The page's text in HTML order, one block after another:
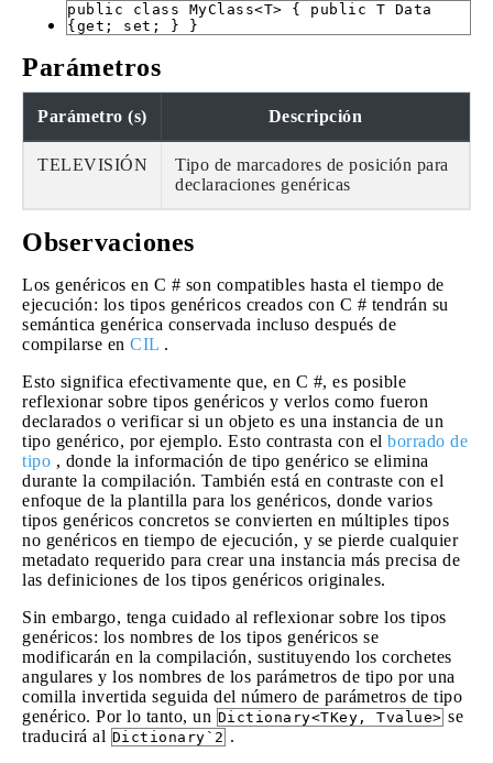
public class MyClass<T> { public T Data
{get; set; } }
Parámetros
Parámetro (s) Descripción
TELEVISIÓN
Tipo de marcadores de posición para
declaraciones genéricas
Observaciones
Los genéricos en C # son compatibles hasta el tiempo de
ejecución: los tipos genéricos creados con C # tendrán su
semántica genérica conservada incluso después de
compilarse en CIL .
Esto significa efectivamente que, en C #, es posible
reflexionar sobre tipos genéricos y verlos como fueron
declarados o verificar si un objeto es una instancia de un
tipo genérico, por ejemplo. Esto contrasta con el borrado de
tipo , donde la información de tipo genérico se elimina
durante la compilación. También está en contraste con el
enfoque de la plantilla para los genéricos, donde varios
tipos genéricos concretos se convierten en múltiples tipos
no genéricos en tiempo de ejecución, y se pierde cualquier
metadato requerido para crear una instancia más precisa de
las definiciones de los tipos genéricos originales.
Sin embargo, tenga cuidado al reflexionar sobre los tipos
genéricos: los nombres de los tipos genéricos se
modificarán en la compilación, sustituyendo los corchetes
angulares y los nombres de los parámetros de tipo por una
comilla invertida seguida del número de parámetros de tipo
genérico. Por lo tanto, un Dictionary<TKey, Tvalue> se
traducirá al Dictionary`2 .